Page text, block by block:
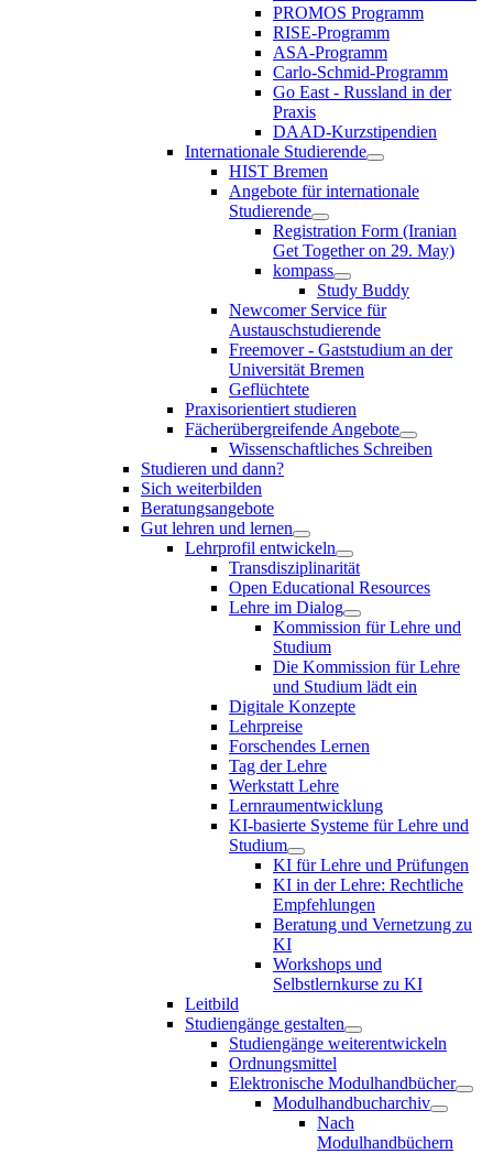
PROMOS Programm
RISE-Programm
ASA-Programm
Carlo-Schmid-Programm
Go East - Russland in der
Praxis
DAAD-Kurzstipendien
Internationale Studierende
HIST Bremen
Angebote für internationale
Studierende
Registration Form (Iranian
Get Together on 29. May)
kompass
Study Buddy
Newcomer Service für
Austauschstudierende
Freemover - Gaststudium an der
Universität Bremen
Geflüchtete
Praxisorientiert studieren
Fächerübergreifende Angebote
Wissenschaftliches Schreiben
Studieren und dann?
Sich weiterbilden
Beratungsangebote
Gut lehren und lernen
Lehrprofil entwickeln
Transdisziplinarität
Open Educational Resources
Lehre im Dialog
Kommission für Lehre und
Studium
Die Kommission für Lehre
und Studium lädt ein
Digitale Konzepte
Lehrpreise
Forschendes Lernen
Tag der Lehre
Werkstatt Lehre
Lernraumentwicklung
KI-basierte Systeme für Lehre und
Studium
KI für Lehre und Prüfungen
KI in der Lehre: Rechtliche
Empfehlungen
Beratung und Vernetzung zu
KI
Workshops und
Selbstlernkurse zu KI
Leitbild
Studiengänge gestalten
Studiengänge weiterentwickeln
Ordnungsmittel
Elektronische Modulhandbücher
Modulhandbucharchiv
Nach
Modulhandbüchern